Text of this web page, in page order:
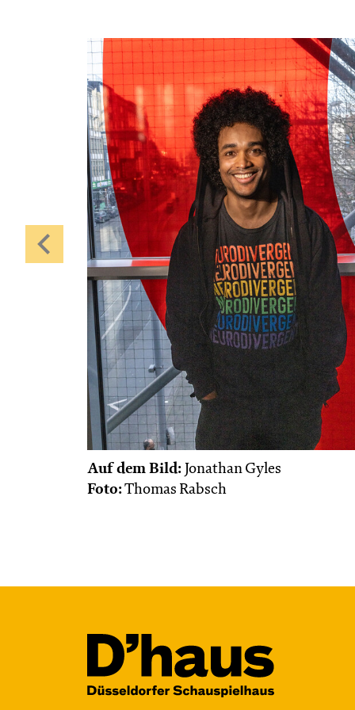
Karten
Di, 27.10. / 10:00 –
10:45
JUNGES SCHAUSPIEL
Bin gleich fertig!
nach dem Bilderbuch von Martin
Baltscheit und Anne-Kathrin Behl
Regie und Choreografie: Barbara
Fuchs
Central 2
Relaxed Performance
Karten
von Gregory Caers und Ensemble
Regie: Gregory Caers
Central 2
Auf dem Bild: Jonathan Gyles
Foto:Thomas Rabsch